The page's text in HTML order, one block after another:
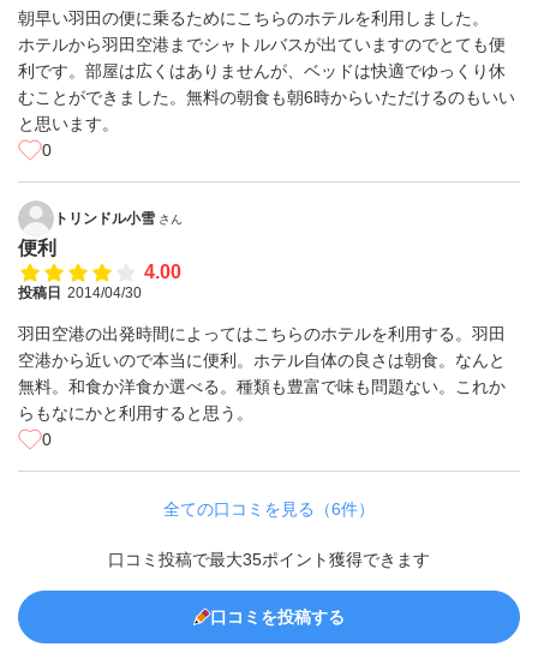
朝早い羽田の便に乗るためにこちらのホテルを利用しました。
ホテルから羽田空港までシャトルバスが出ていますのでとても便
利です。部屋は広くはありませんが、ベッドは快適でゆっくり休
むことができました。無料の朝食も朝6時からいただけるのもいい
と思います。
0
トリンドル小雪 さん
便利
4.00
投稿日 2014/04/30
羽田空港の出発時間によってはこちらのホテルを利用する。羽田
空港から近いので本当に便利。ホテル自体の良さは朝食。なんと
無料。和食か洋食か選べる。種類も豊富で味も問題ない。これか
らもなにかと利用すると思う。
0
全ての口コミを見る（6件）
口コミ投稿で最大35ポイント獲得できます
口コミを投稿する